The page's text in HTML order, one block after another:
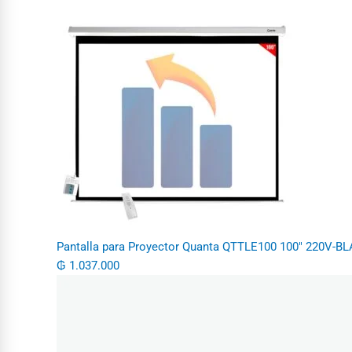
Pantalla para Proyector Quanta QTTLE100 100" 220V-
₲ 1.037.000